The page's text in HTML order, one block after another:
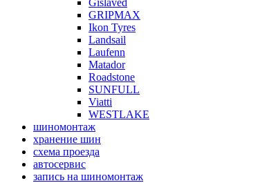
Gislaved
GRIPMAX
Ikon Tyres
Landsail
Laufenn
Matador
Roadstone
SUNFULL
Viatti
WESTLAKE
шиномонтаж
хранение шин
схема проезда
автосервис
запись на шиномонтаж